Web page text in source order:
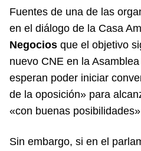
Fuentes de una de las
en el diálogo de la Casa
Negocios que el objetivo
nuevo CNE en la
esperan poder iniciar
de la oposición» para
«con buenas
Sin embargo, si en el